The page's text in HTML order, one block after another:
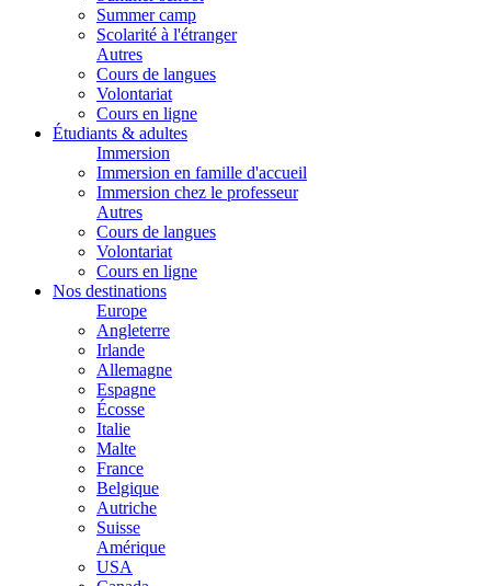
Summer camp
Scolarité à l'étranger
Autres
Cours de langues
Volontariat
Cours en ligne
Étudiants & adultes
Immersion
Immersion en famille d'accueil
Immersion chez le professeur
Autres
Cours de langues
Volontariat
Cours en ligne
Nos destinations
Europe
Angleterre
Irlande
Allemagne
Espagne
Écosse
Italie
Malte
France
Belgique
Autriche
Suisse
Amérique
USA